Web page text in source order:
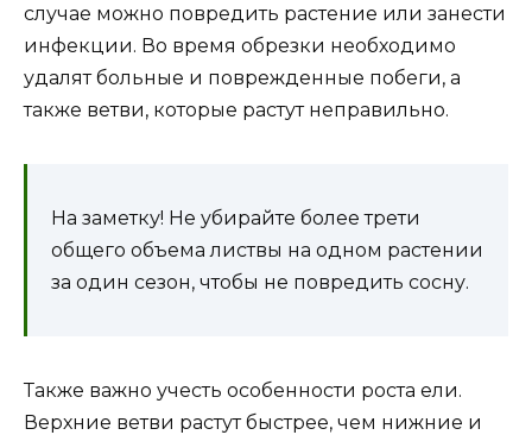
случае можно повредить растение или занести
инфекции. Во время обрезки необходимо
удалят больные и поврежденные побеги, а
также ветви, которые растут неправильно.
На заметку! Не убирайте более трети
общего объема листвы на одном растении
за один сезон, чтобы не повредить сосну.
Также важно учесть особенности роста ели.
Верхние ветви растут быстрее, чем нижние и